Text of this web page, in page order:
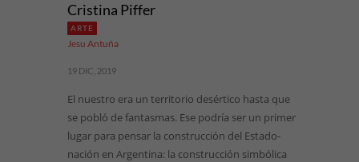
Cristina Piffer
ARTE
Jesu Antuña
19 DIC, 2019
El nuestro era un territorio desértico hasta que
se pobló de fantasmas. Ese podría ser un primer
lugar para pensar la construcción del Estado-
nación en Argentina: la construcción simbólica